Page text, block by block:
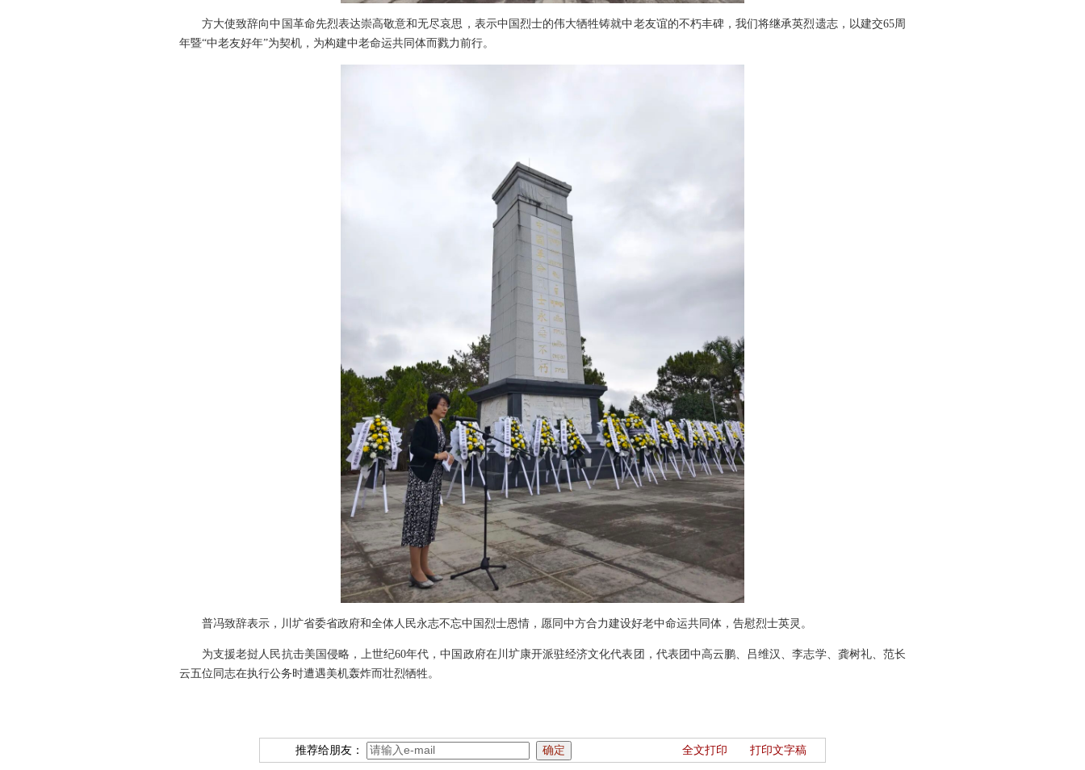
方大使致辞向中国革命先烈表达崇高敬意和无尽哀思，表示中国烈士的伟大牺牲铸就中老友谊的不朽丰碑，我们将继承英烈遗志，以建交65周
年暨“中老友好年”为契机，为构建中老命运共同体而戮力前行。
普冯致辞表示，川圹省委省政府和全体人民永志不忘中国烈士恩情，愿同中方合力建设好老中命运共同体，告慰烈士英灵。
为支援老挝人民抗击美国侵略，上世纪60年代，中国政府在川圹康开派驻经济文化代表团，代表团中高云鹏、吕维汉、李志学、龚树礼、范长
云五位同志在执行公务时遭遇美机轰炸而壮烈牺牲。
推荐给朋友： 全文打印 打印文字稿